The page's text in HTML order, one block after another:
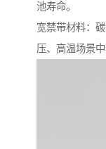
池寿命。
宽禁带材料：
压、高温场景中